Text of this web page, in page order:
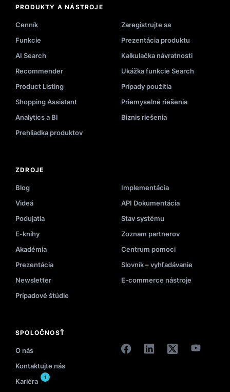
PRODUKTY A NÁSTROJE
Cenník
Zaregistrujte sa
Funkcie
Prezentácia produktu
AI Search
Kalkulačka návratnosti
Recommender
Ukážka funkcie Search
Product Listing
Prípady použitia
Shopping Assistant
Priemyselné riešenia
Analytics a BI
Biznis riešenia
Prehliadka produktov
ZDROJE
Blog
Implementácia
Videá
API Dokumentácia
Podujatia
Stav systému
E-knihy
Zoznam partnerov
Akadémia
Centrum pomoci
Prezentácia
Slovník – vyhľadávanie
Newsletter
E-commerce nástroje
Prípadové štúdie
SPOLOČNOSŤ
O nás
Kontaktujte nás
Kariéra
1